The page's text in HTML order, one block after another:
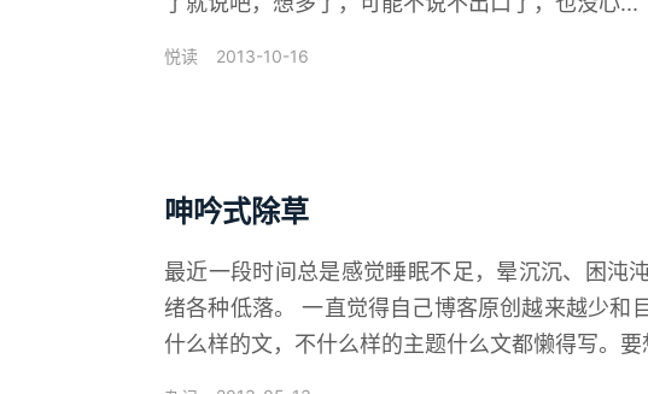
悦读 2013-10-16
呻吟式除草
最近一段时间总是感觉睡眠不足，晕沉沉、困沌
绪各种低落。 一直觉得自己博客原创越来越少和
什么样的文，不什么样的主题什么文都懒得写。